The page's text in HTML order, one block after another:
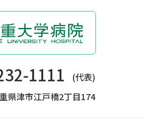
1111
(代表)
県津市江戸橋2丁目174